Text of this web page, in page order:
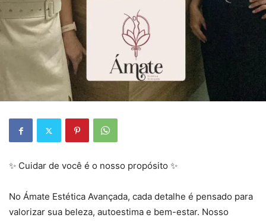
✨ Cuidar de você é o nosso propósito ✨
No Ámate Estética Avançada, cada detalhe é pensado para
valorizar sua beleza, autoestima e bem-estar. Nosso